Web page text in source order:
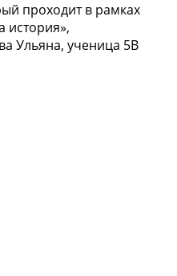
проходит в рамках
история»,
Ульяна, ученица 5В